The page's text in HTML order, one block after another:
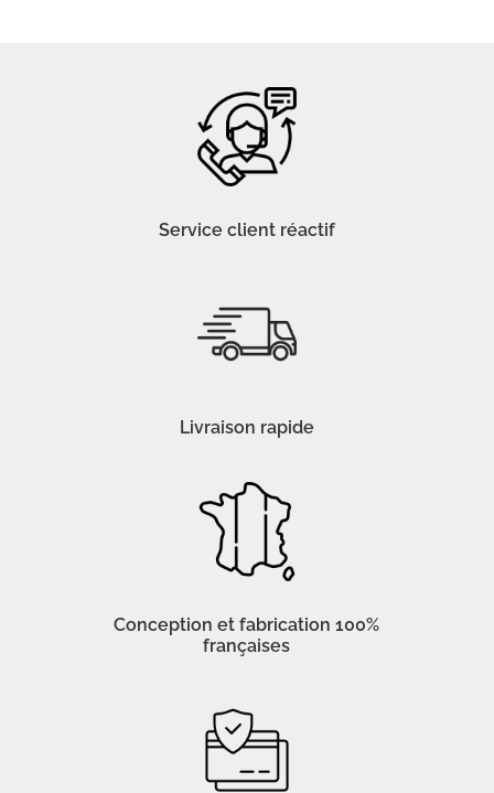
Service client réactif
Livraison rapide
Conception et fabrication 100%
françaises